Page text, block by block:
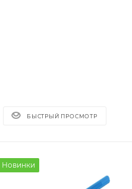
БЫСТРЫЙ ПРОСМОТР
Новинки